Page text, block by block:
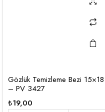
Gözlük Temizleme Bezi 15×18
– PV 3427
₺19,00